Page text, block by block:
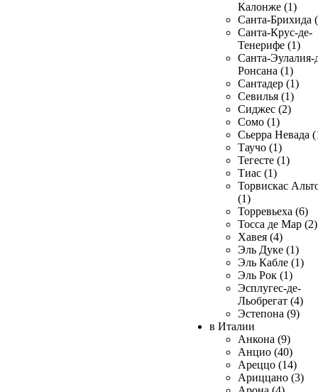
Калонже (1)
Санта-Брихида
Санта-Крус-де-
Тенерифе (1)
Санта-Эулалия-
Ронсана (1)
Сантадер (1)
Севилья (1)
Сиджес (2)
Сомо (1)
Сьерра Невада
Таучо (1)
Тегесте (1)
Тиас (1)
Торвискас
(1)
Торревьеха (6)
Тосса де Мар (2)
Хавея (4)
Эль Дуке (1)
Эль Кабле (1)
Эль Рок (1)
Эсплугес-де-
Льобрегат (4)
Эстепона (9)
в Италии
Анкона (9)
Анцио (40)
Ареццо (14)
Ариццано (3)